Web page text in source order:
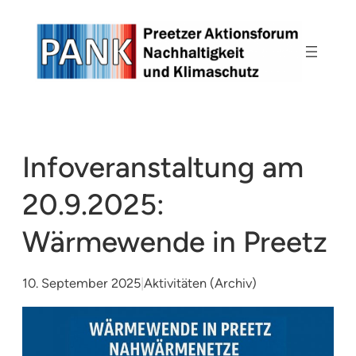
springen
Infoveranstaltung am
20.9.2025:
Wärmewende in Preetz
10. September 2025 Aktivitäten (Archiv)